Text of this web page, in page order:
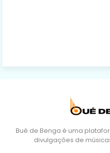
Bué de Benga é uma
divulgações de